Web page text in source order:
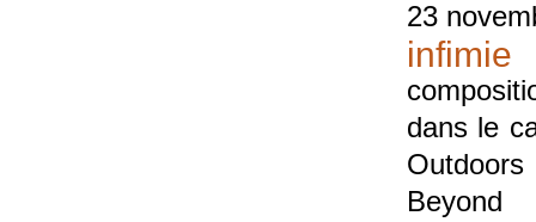
23
infimie
dans le
Beyond